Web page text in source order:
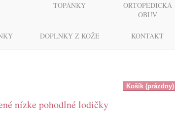
TOPÁNKY
ORTOPEDICKÁ
OBUV
DOPLNKY Z KOŽE KONTAKT
nízke pohodlné lodičky